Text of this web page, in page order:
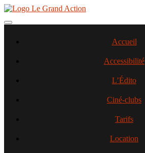
Aller
contenu
Toggle navigation
Accueil
Accessibilité
L’Édito
Ciné-clubs
Tarifs
Location